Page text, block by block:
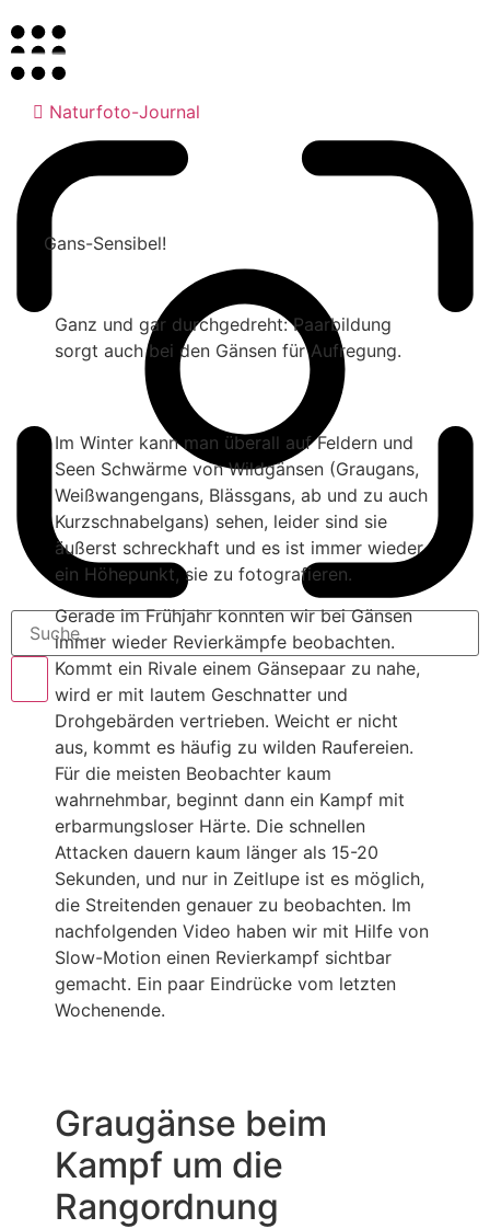
Naturfoto-Journal
Gans-Sensibel!
Ganz und gar durchgedreht: Paarbildung
sorgt auch bei den Gänsen für Aufregung.
Im Winter kann man überall auf Feldern und
Seen Schwärme von Wildgänsen (Graugans,
Weißwangengans, Blässgans, ab und zu auch
Kurzschnabelgans) sehen, leider sind sie
äußerst schreckhaft und es ist immer wieder
ein Höhepunkt, sie zu fotografieren.
Gerade im Frühjahr konnten wir bei Gänsen
immer wieder Revierkämpfe beobachten.
Kommt ein Rivale einem Gänsepaar zu nahe,
wird er mit lautem Geschnatter und
Drohgebärden vertrieben. Weicht er nicht
aus, kommt es häufig zu wilden Raufereien.
Für die meisten Beobachter kaum
wahrnehmbar, beginnt dann ein Kampf mit
erbarmungsloser Härte. Die schnellen
Attacken dauern kaum länger als 15-20
Sekunden, und nur in Zeitlupe ist es möglich,
die Streitenden genauer zu beobachten. Im
nachfolgenden Video haben wir mit Hilfe von
Slow-Motion einen Revierkampf sichtbar
gemacht. Ein paar Eindrücke vom letzten
Wochenende.
Graugänse beim
Kampf um die
Rangordnung